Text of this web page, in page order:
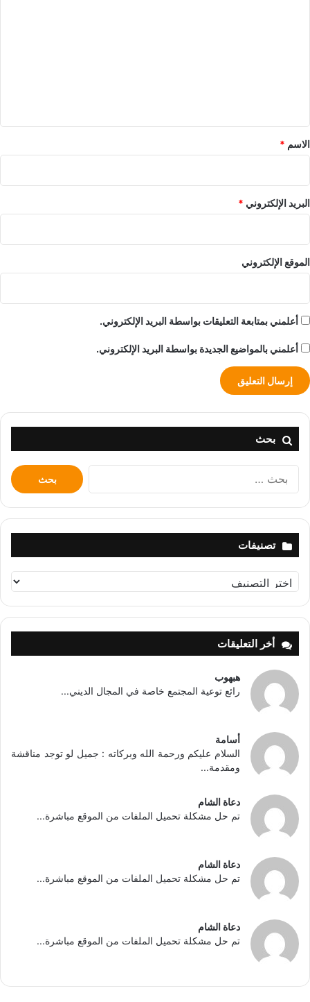
*
الاسم *
البريد الإلكتروني *
الموقع الإلكتروني
أعلمني بمتابعة التعليقات بواسطة البريد الإلكتروني.
أعلمني بالمواضيع الجديدة بواسطة البريد الإلكتروني.
بحث
البحث
عن:
تصنيفات
تصنيفات
أخر التعليقات
هبهوب
رائع توعية المجتمع خاصة في المجال الديني...
أسامة
السلام عليكم ورحمة الله وبركاته : جميل لو توجد مناقشة
ومقدمة...
دعاة الشام
تم حل مشكلة تحميل الملفات من الموقع مباشرة...
دعاة الشام
تم حل مشكلة تحميل الملفات من الموقع مباشرة...
دعاة الشام
تم حل مشكلة تحميل الملفات من الموقع مباشرة...